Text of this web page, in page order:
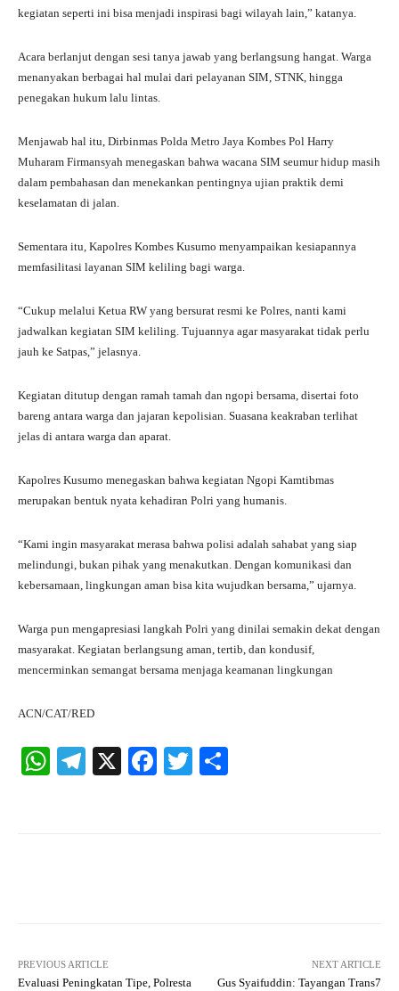
kegiatan seperti ini bisa menjadi inspirasi bagi wilayah lain,” katanya.
Acara berlanjut dengan sesi tanya jawab yang berlangsung hangat. Warga
menanyakan berbagai hal mulai dari pelayanan SIM, STNK, hingga
penegakan hukum lalu lintas.
Menjawab hal itu, Dirbinmas Polda Metro Jaya Kombes Pol Harry
Muharam Firmansyah menegaskan bahwa wacana SIM seumur hidup masih
dalam pembahasan dan menekankan pentingnya ujian praktik demi
keselamatan di jalan.
Sementara itu, Kapolres Kombes Kusumo menyampaikan kesiapannya
memfasilitasi layanan SIM keliling bagi warga.
“Cukup melalui Ketua RW yang bersurat resmi ke Polres, nanti kami
jadwalkan kegiatan SIM keliling. Tujuannya agar masyarakat tidak perlu
jauh ke Satpas,” jelasnya.
Kegiatan ditutup dengan ramah tamah dan ngopi bersama, disertai foto
bareng antara warga dan jajaran kepolisian. Suasana keakraban terlihat
jelas di antara warga dan aparat.
Kapolres Kusumo menegaskan bahwa kegiatan Ngopi Kamtibmas
merupakan bentuk nyata kehadiran Polri yang humanis.
“Kami ingin masyarakat merasa bahwa polisi adalah sahabat yang siap
melindungi, bukan pihak yang menakutkan. Dengan komunikasi dan
kebersamaan, lingkungan aman bisa kita wujudkan bersama,” ujarnya.
Warga pun mengapresiasi langkah Polri yang dinilai semakin dekat dengan
masyarakat. Kegiatan berlangsung aman, tertib, dan kondusif,
mencerminkan semangat bersama menjaga keamanan lingkungan
ACN/CAT/RED
W
Te X
Fa
T
PREVIOUS ARTICLE
Evaluasi Peningkatan Tipe, Polresta
NEXT ARTICLE
Gus Syaifuddin: Tayangan Trans7